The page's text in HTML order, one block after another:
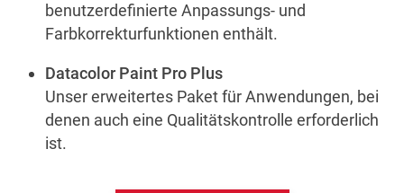
benutzerdefinierte Anpassungs- und
Farbkorrekturfunktionen enthält.
Datacolor Paint Pro Plus
Unser erweitertes Paket für Anwendungen, bei
denen auch eine Qualitätskontrolle erforderlich
ist.